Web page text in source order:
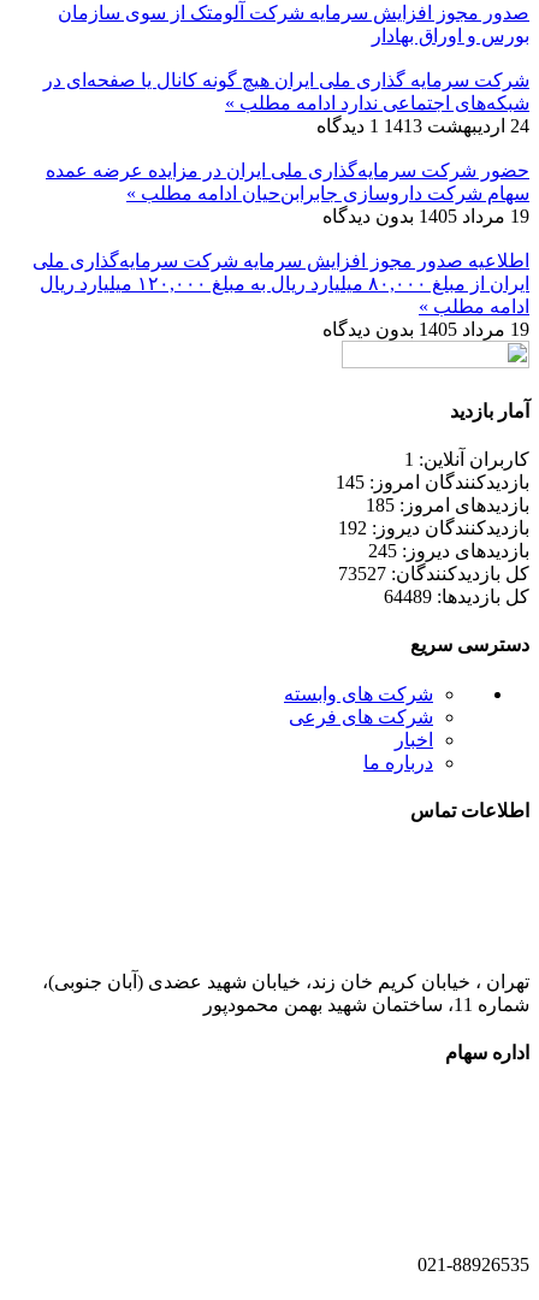
صدور مجوز افزایش سرمایه شرکت آلومتک از سوی سازمان
بورس و اوراق بهادار
شرکت سرمایه گذاری ملی ایران هیچ گونه کانال یا صفحه‌ای در
شبکه‌های اجتماعی ندارد ادامه مطلب »
24 اردیبهشت 1413
1 دیدگاه
حضور شرکت سرمایه‌گذاری ملی ایران در مزایده عرضه عمده
سهام شرکت داروسازی جابرابن‌حیان ادامه مطلب »
19 مرداد 1405
بدون دیدگاه
اطلاعیه صدور مجوز افزایش سرمایه شرکت سرمایه‌گذاری ملی
ایران از مبلغ ۸۰,۰۰۰ میلیارد ریال به مبلغ ۱۲۰,۰۰۰ میلیارد ریال
ادامه مطلب »
19 مرداد 1405
بدون دیدگاه
آمار بازدید
کاربران آنلاین: 1
بازدیدکنندگان امروز: 145
بازدیدهای امروز: 185
بازدیدکنندگان دیروز: 192
بازدیدهای دیروز: 245
کل بازدیدکنند‌گان: 73527
کل بازدیدها: 64489
دسترسی سریع
شرکت های وابسته
شرکت های فرعی
اخبار
درباره ما
اطلاعات تماس
تهران ، خیابان کریم خان زند، خیابان شهید عضدی (آبان جنوبی)،
شماره 11، ساختمان شهید بهمن محمودپور
اداره سهام
021-88926535